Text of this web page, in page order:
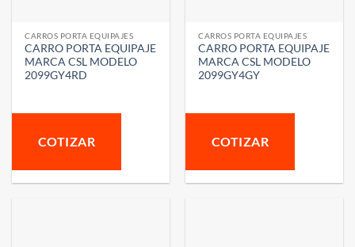
CARROS PORTA EQUIPAJES
CARRO PORTA EQUIPAJE
MARCA CSL MODELO
2099GY4RD
COTIZAR
CARROS PORTA EQUIPAJES
CARRO PORTA EQUIPAJE
MARCA CSL MODELO
2099GY4GY
COTIZAR